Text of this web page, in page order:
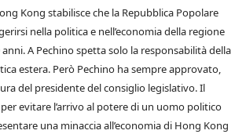
Kong stabilisce che la Repubblica Popolare
nella politica e nell’economia della regione
A Pechino spetta solo la responsabilità della
estera. Però Pechino ha sempre approvato,
del presidente del consiglio legislativo. Il
evitare l’arrivo al potere di un uomo politico
una minaccia all’economia di Hong Kong